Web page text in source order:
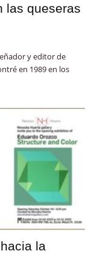
las queseras
y editor de
en 1989 en los
la